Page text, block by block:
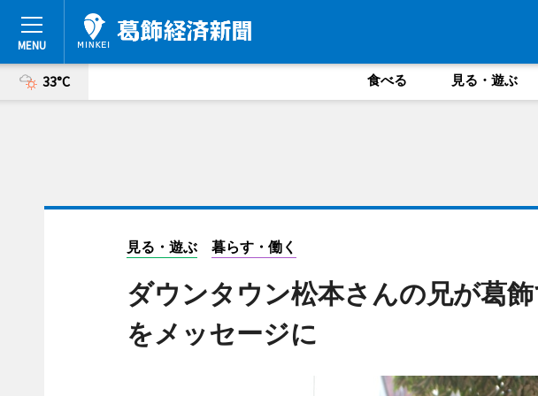
33°C 食べる 見る・遊ぶ
見る・遊ぶ 暮らす・働く
ダウンタウン松本さんの兄が葛
をメッセージに